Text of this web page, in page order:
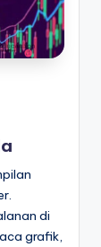
di
grafik,